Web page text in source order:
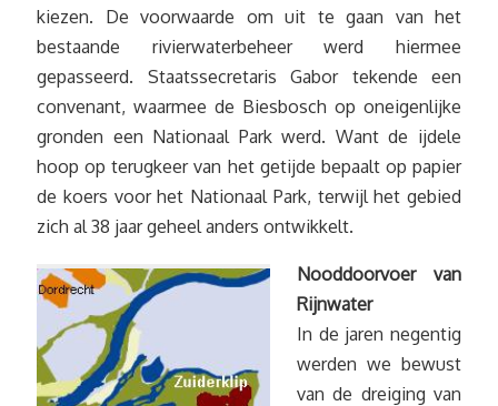
kiezen. De voorwaarde om uit te gaan van het
bestaande rivierwaterbeheer werd hiermee
gepasseerd. Staatssecretaris Gabor tekende een
convenant, waarmee de Biesbosch op oneigenlijke
gronden een Nationaal Park werd. Want de ijdele
hoop op terugkeer van het getijde bepaalt op papier
de koers voor het Nationaal Park, terwijl het gebied
zich al 38 jaar geheel anders ontwikkelt.
Nooddoorvoer van
Rijnwater
In de jaren negentig
werden we bewust
van de dreiging van